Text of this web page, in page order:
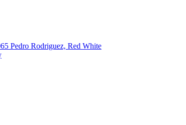
Pedro Rodriguez, Red White